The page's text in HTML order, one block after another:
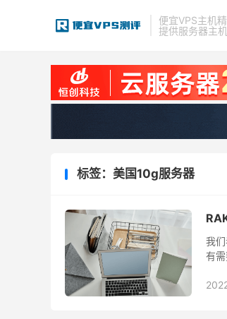
便宜VPS主机
提供服务器主
标签：美国10g服务器
我
有